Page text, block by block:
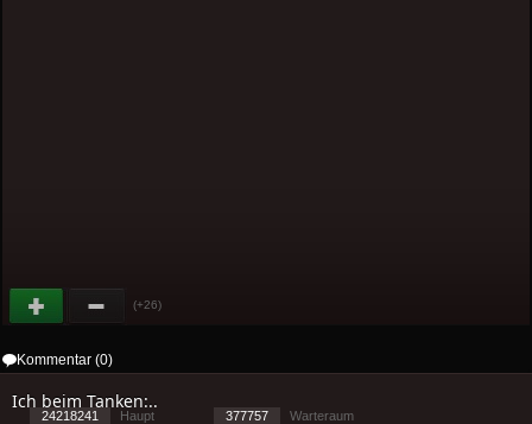
(+26)
Kommentar (0)
Ich beim Tanken:..
24218241 Haupt 377757
Warteraum